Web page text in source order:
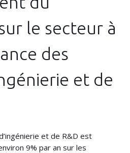
le secteur à
des
et de
et de R&D est
9% par an sur les